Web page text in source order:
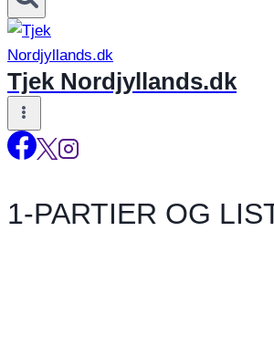
Tjek Nordjyllands.dk
1-PARTIER OG